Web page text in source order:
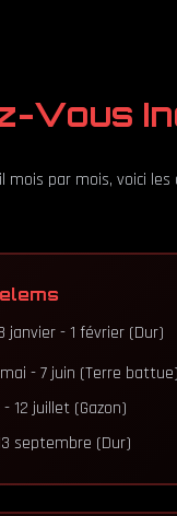
Vous
par mois, voici
janvier - 1 février (Dur)
- 7 juin (Terre battue)
12 juillet (Gazon)
septembre (Dur)